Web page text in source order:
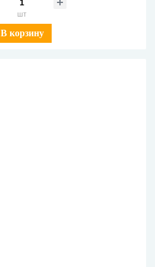
шт
В корзину